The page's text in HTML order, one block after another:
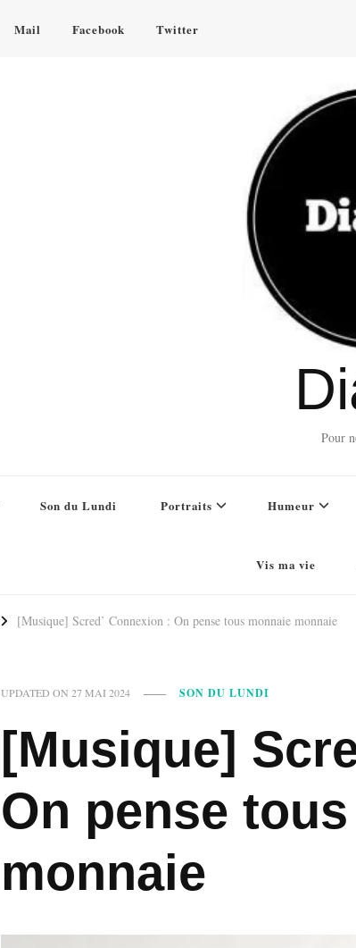
Mail Facebook Twitter
Pour
Son du Lundi Portraits Humeur
Vis ma vie
[Musique] Scred’ Connexion : On pense tous monnaie monnaie
UPDATED ON 27 MAI 2024 SON DU LUNDI
[Musique]
On pense
monnaie